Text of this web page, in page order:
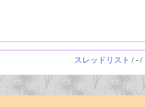
スレッドリスト / - /